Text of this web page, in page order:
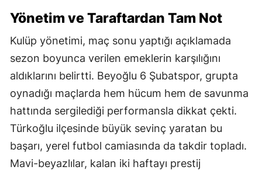
Yönetim ve Taraftardan Tam Not
Kulüp yönetimi, maç sonu yaptığı açıklamada
sezon boyunca verilen emeklerin karşılığını
aldıklarını belirtti. Beyoğlu 6 Şubatspor, grupta
oynadığı maçlarda hem hücum hem de savunma
hattında sergilediği performansla dikkat çekti.
Türkoğlu ilçesinde büyük sevinç yaratan bu
başarı, yerel futbol camiasında da takdir topladı.
Mavi-beyazlılar, kalan iki haftayı prestij